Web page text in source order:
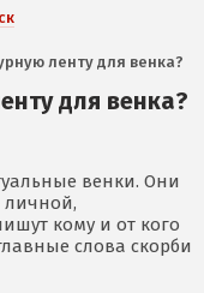
ленту для венка?
для венка?
венки. Они
личной,
кому и от кого
слова скорби